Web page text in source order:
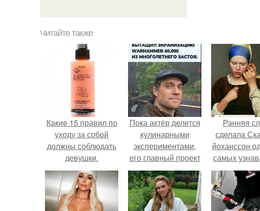
Читайте также
Какие 15 правил по
уходу за собой
должны соблюдать
девушки.
Рекомендуемые
статьи
Пока актёр делится
кулинарными
экспериментами,
его главный проект
сделал серьёзный
шаг вперёд.
Ранняя
сделала
йоханссон
самых
актрис
но за
фасадом